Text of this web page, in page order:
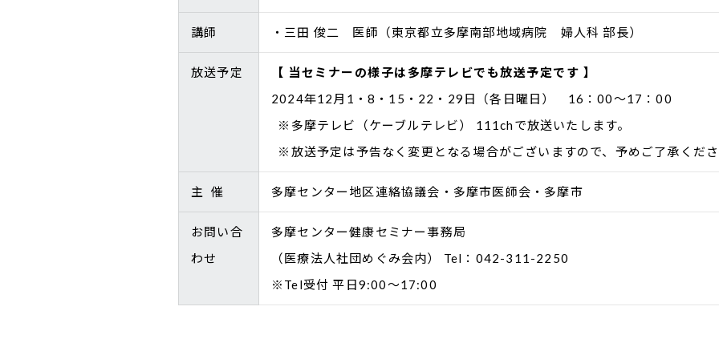
講師 ・三田 俊二 医師（東京都立多摩南部地域病院 婦人科 部長）
放送予定
【 当セミナーの様子は多摩テレビでも放送予定です 】
2024年12月1・8・15・22・29日（各日曜日） 16：00～17：00
※多摩テレビ（ケーブルテレビ） 111chで放送いたします。
※放送予定は予告なく変更となる場合がございますので、予めご了承くだ
主 催 多摩センター地区連絡協議会・多摩市医師会・多摩市
お問い合
わせ
多摩センター健康セミナー事務局
（医療法人社団めぐみ会内） Tel：042-311-2250
※Tel受付 平日9:00～17:00